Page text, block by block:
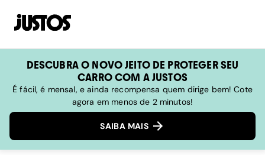
DESCUBRA O NOVO JEITO DE PROTEGER SEU
CARRO COM A JUSTOS
É fácil, é mensal, e ainda recompensa quem dirige bem! Cote
agora em menos de 2 minutos!
SAIBA MAIS